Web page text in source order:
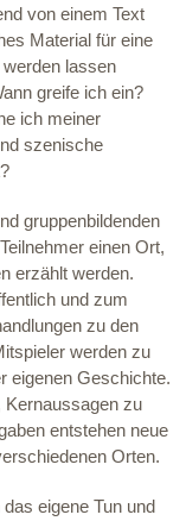
von einem Text
Material für eine
lassen
greife ich ein?
ich meiner
szenische
gruppenbildenden
einen Ort,
erzählt werden.
und zum
zu den
werden zu
eigenen Geschichte.
Kernaussagen zu
entstehen neue
Orten.
eigene Tun und